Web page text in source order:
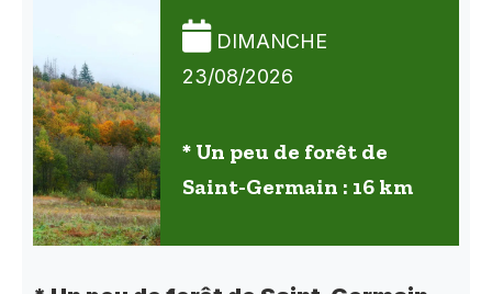
DIMANCHE
23/08/2026
* Un peu de forêt de
Saint-Germain : 16 km